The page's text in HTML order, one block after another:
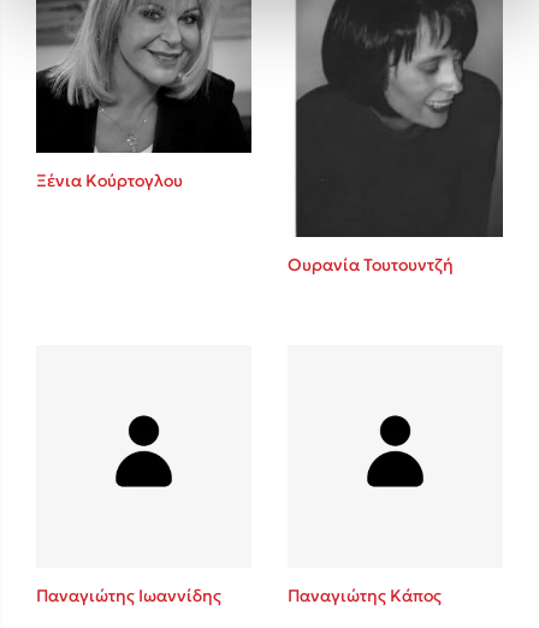
Ξένια Κούρτογλου
Ουρανία Τουτουντζή
Παναγιώτης Ιωαννίδης Παναγιώτης Κάπος